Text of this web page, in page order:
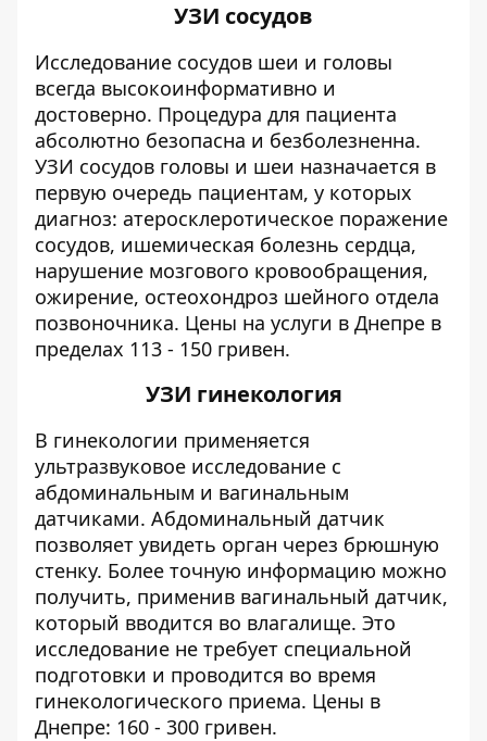
УЗИ сосудов
Исследование сосудов шеи и головы
всегда высокоинформативно и
достоверно. Процедура для пациента
абсолютно безопасна и безболезненна.
УЗИ сосудов головы и шеи назначается в
первую очередь пациентам, у которых
диагноз: атеросклеротическое поражение
сосудов, ишемическая болезнь сердца,
нарушение мозгового кровообращения,
ожирение, остеохондроз шейного отдела
позвоночника. Цены на услуги в Днепре в
пределах 113 - 150 гривен.
УЗИ гинекология
В гинекологии применяется
ультразвуковое исследование с
абдоминальным и вагинальным
датчиками. Абдоминальный датчик
позволяет увидеть орган через брюшную
стенку. Более точную информацию можно
получить, применив вагинальный датчик,
который вводится во влагалище. Это
исследование не требует специальной
подготовки и проводится во время
гинекологического приема. Цены в
Днепре: 160 - 300 гривен.